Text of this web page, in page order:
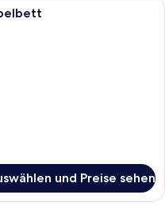
und Preise sehen